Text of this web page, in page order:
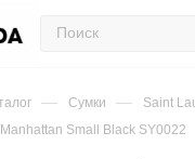
— Сумки — Saint
Small Black SY0022